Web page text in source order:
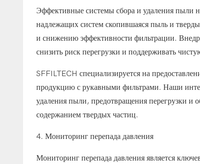
Эффективные системы сбора и удаления пыли
надлежащих систем скопившаяся пыль и
и снижению эффективности фильтрации.
снизить риск перегрузки и поддерживать
SFFILTECH специализируется на
продукцию с рукавными фильтрами. Наши
удаления пыли, предотвращения перегрузки и
содержанием твердых частиц.
4. Мониторинг перепада давления
Мониторинг перепада давления является